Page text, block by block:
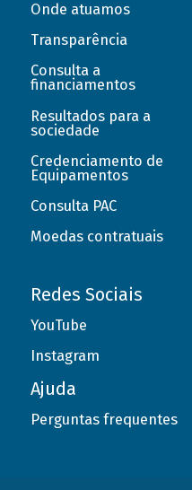
Onde atuamos
Transparência
Consulta a
financiamentos
Resultados para a
sociedade
Credenciamento de
Equipamentos
Consulta PAC
Moedas contratuais
Redes Sociais
YouTube
Instagram
Ajuda
Perguntas frequentes